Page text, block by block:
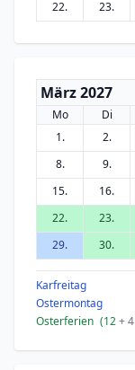
22.
23.
März 2027
Mo Di
1.
2.
8.
9.
15.
16.
22.
23.
29.
30.
Karfreitag
Ostermontag
Osterferien (12+ 4